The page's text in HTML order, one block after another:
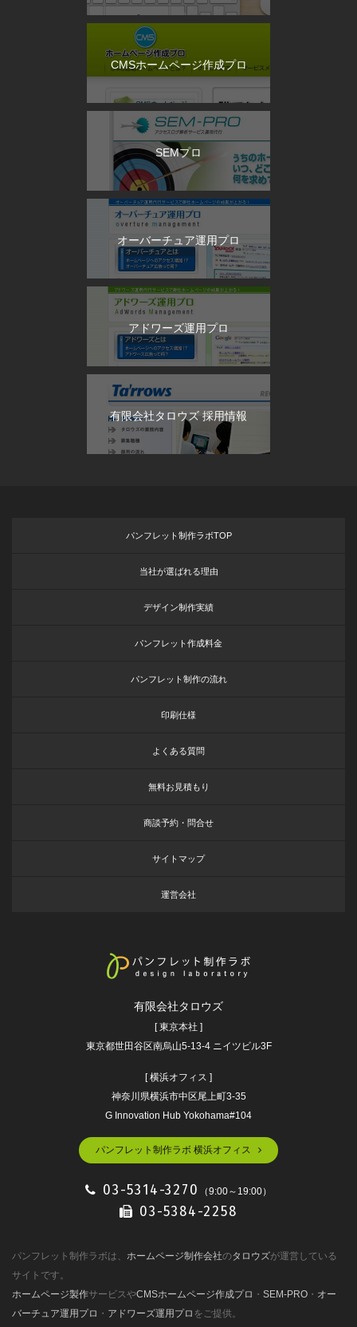
CMSホームページ作成プロ
SEMプロ
オーバーチュア運用プロ
アドワーズ運用プロ
有限会社タロウズ 採用情報
パンフレット制作ラボTOP
当社が選ばれる理由
デザイン制作実績
パンフレット作成料金
パンフレット制作の流れ
印刷仕様
よくある質問
無料お見積もり
商談予約・問合せ
サイトマップ
運営会社
有限会社タロウズ
[ 東京本社 ]
東京都世田谷区南烏山5-13-4 ニイツビル3F
[ 横浜オフィス ]
神奈川県横浜市中区尾上町3-35
G Innovation Hub Yokohama#104
パンフレット制作ラボ 横浜オフィス
03-5314-3270 （9:00～19:00）
03-5384-2258
パンフレット制作ラボは、 ホームページ制作会社のタロウズが運営している
サイトです。
ホームページ製作サービスやCMSホームページ作成プロ ・ SEM-PRO ・ オー
バーチュア運用プロ ・ アドワーズ運用プロ をご提供。